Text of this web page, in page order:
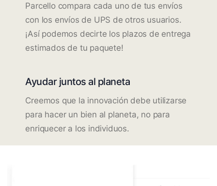
Parcello compara cada uno de tus envíos
con los envíos de UPS de otros usuarios.
¡Así podemos decirte los plazos de entrega
estimados de tu paquete!
Ayudar juntos al planeta
Creemos que la innovación debe utilizarse
para hacer un bien al planeta, no para
enriquecer a los individuos.